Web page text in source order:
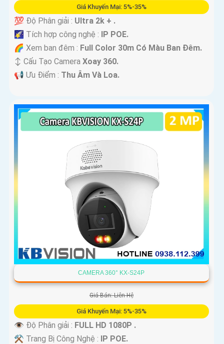
Giá Khuyến Mại: 5%-35%
💯 Độ Phân giải : Ultra 2k + .
🌠 Tích hợp công nghệ :
IP POE.
🌈 Xem ban đêm : Full Color 30m Có Màu Ban Ðêm.
↕️ Cấu Tạo Camera Xoay 360.
️📢 Ưu Điểm : Thu Âm Và Loa.
CAMERA 360° KX-S24P
Giá Bán: Liên Hệ
Giá Khuyến Mại: 5%-35%
👁 Độ Phân giải : FULL HD 1080P .
⚒ Trang Bị Công Nghệ : IP POE.